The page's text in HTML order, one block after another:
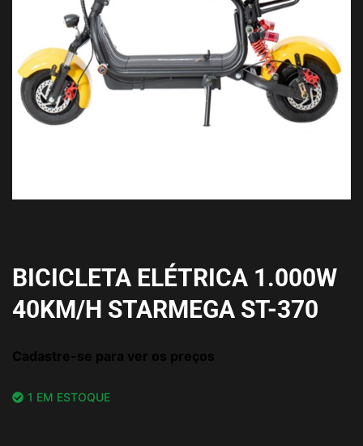
BICICLETA ELÉTRICA 1.000W
40KM/H STARMEGA ST-370
Cadastre-se para ver os preços
1 EM ESTOQUE